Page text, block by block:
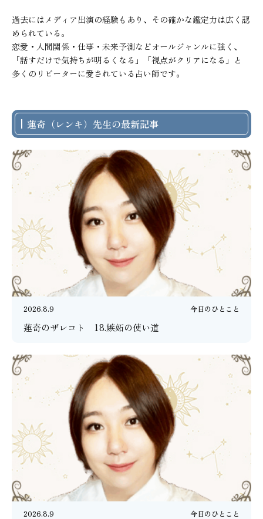
過去にはメディア出演の経験もあり、その確かな鑑定力は広く認
められている。
恋愛・人間関係・仕事・未来予測などオールジャンルに強く、
「話すだけで気持ちが明るくなる」「視点がクリアになる」と
多くのリピーターに愛されている占い師です。
蓮奇（レンキ）先生の最新記事
2026.8.9 今日のひとこと
蓮奇のザレコト 18.嫉妬の使い道
2026.8.9 今日のひとこと